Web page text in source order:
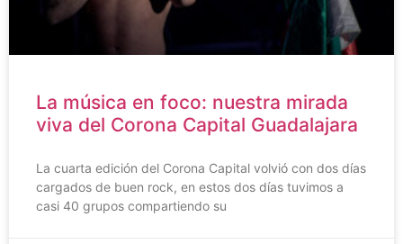
La música en foco: nuestra mirada
viva del Corona Capital Guadalajara
La cuarta edición del Corona Capital volvió con dos días
cargados de buen rock, en estos dos días tuvimos a
casi 40 grupos compartiendo su